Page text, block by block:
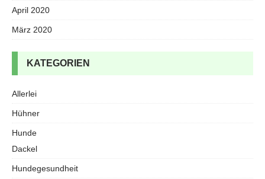
April 2020
März 2020
KATEGORIEN
Allerlei
Hühner
Hunde
Dackel
Hundegesundheit